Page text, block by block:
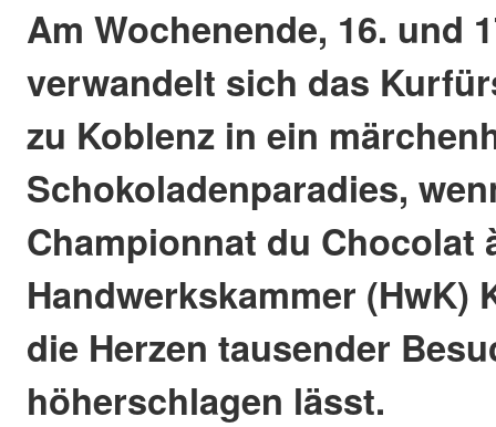
Am Wochenende, 16. und
verwandelt sich das
zu Koblenz in ein
Schokoladenparadies,
Championnat du Chocolat
Handwerkskammer (HwK)
die Herzen tausender
höherschlagen lässt.